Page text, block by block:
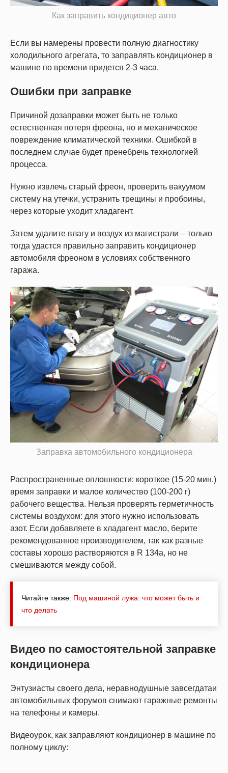
Как заправить кондиционер авто
Если вы намерены провести полную диагностику
холодильного агрегата, то заправлять кондиционер в
машине по времени придется 2-3 часа.
Ошибки при заправке
Причиной дозаправки может быть не только
естественная потеря фреона, но и механическое
повреждение климатической техники. Ошибкой в
последнем случае будет пренебречь технологией
процесса.
Нужно извлечь старый фреон, проверить вакуумом
систему на утечки, устранить трещины и пробоины,
через которые уходит хладагент.
Затем удалите влагу и воздух из магистрали – только
тогда удастся правильно заправить кондиционер
автомобиля фреоном в условиях собственного
гаража.
Заправка автомобильного кондиционера
Распространенные оплошности: короткое (15-20 мин.)
время заправки и малое количество (100-200 г)
рабочего вещества. Нельзя проверять герметичность
системы воздухом: для этого нужно использовать
азот. Если добавляете в хладагент масло, берите
рекомендованное производителем, так как разные
составы хорошо растворяются в R 134a, но не
смешиваются между собой.
Читайте также: Под машиной лужа: что может быть и
что делать
Видео по самостоятельной заправке
кондиционера
Энтузиасты своего дела, неравнодушные завсегдатаи
автомобильных форумов снимают гаражные ремонты
на телефоны и камеры.
Видеоурок, как заправляют кондиционер в машине по
полному циклу: